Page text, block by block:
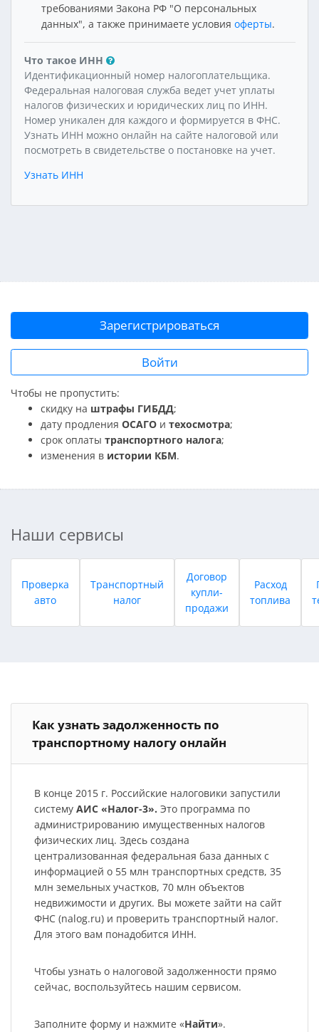
требованиями Закона РФ "О персональных
данных", а также принимаете условия оферты.
Что такое ИНН
Идентификационный номер налогоплательщика.
Федеральная налоговая служба ведет учет уплаты
налогов физических и юридических лиц по ИНН.
Номер уникален для каждого и формируется в ФНС.
Узнать ИНН можно онлайн на сайте налоговой или
посмотреть в свидетельстве о постановке на учет.
Узнать ИНН
Зарегистрироваться
Войти
Чтобы не пропустить:
скидку на штрафы ГИБДД;
дату продления ОСАГО и техосмотра;
срок оплаты транспортного налога;
изменения в истории КБМ.
Наши сервисы
Проверка
авто
Транспортный
налог
Договор
купли-
продажи
Расход
топлива
Как узнать задолженность по
транспортному налогу онлайн
В конце 2015 г. Российские налоговики запустили
систему АИС «Налог-3». Это программа по
администрированию имущественных налогов
физических лиц. Здесь создана
централизованная федеральная база данных с
информацией о 55 млн транспортных средств, 35
млн земельных участков, 70 млн объектов
недвижимости и других. Вы можете зайти на сайт
ФНС (nalog.ru) и проверить транспортный налог.
Для этого вам понадобится ИНН.
Чтобы узнать о налоговой задолженности прямо
сейчас, воспользуйтесь нашим сервисом.
Заполните форму и нажмите «Найти».